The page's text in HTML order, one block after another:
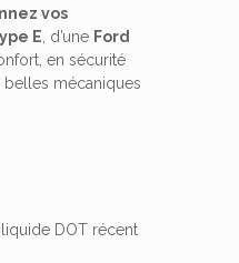
vos
E , d’une Ford
en sécurité
mécaniques
DOT récent